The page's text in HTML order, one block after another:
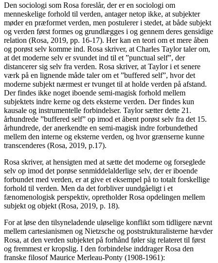
Den sociologi som Rosa foreslår, der er en sociologi om
menneskelige forhold til verden, antager netop ikke, at subjekter
møder en præformet verden, men postulerer i stedet, at både subjekt
og verden først formes og grundlægges i og gennem deres gensidige
relation (Rosa, 2019, pp. 16-17). Her kan en teori om et mere åben
og porøst selv komme ind. Rosa skriver, at Charles Taylor taler om,
at det moderne selv er svundet ind til et ”punctual self”, der
distancerer sig selv fra verden. Rosa skriver, at Taylor i et senere
værk på en lignende måde taler om et ”buffered self”, hvor det
moderne subjekt nærmest er tvunget til at holde verden på afstand.
Der findes ikke noget iboende semi-magisk forhold mellem
subjektets indre kerne og dets eksterne verden. Der findes kun
kausale og instrumentelle forbindelser. Taylor sætter dette 21.
århundrede ”buffered self” op imod et åbent porøst selv fra det 15.
århundrede, der anerkendte en semi-magisk indre forbundethed
mellem den interne og eksterne verden, og hvor grænserne kunne
transcenderes (Rosa, 2019, p.17).
Rosa skriver, at hensigten med at sætte det moderne og forseglede
selv op imod det porøse senmiddelalderlige selv, der er iboende
forbundet med verden, er at give et eksempel på to totalt forskellige
forhold til verden. Men da det forbliver uundgåeligt i et
fænomenologisk perspektiv, opretholder Rosa opdelingen mellem
subjekt og objekt (Rosa, 2019, p. 18).
For at løse den tilsyneladende uløselige konflikt som tidligere nævnt
mellem cartesianismen og Nietzsche og poststrukturalisterne hævder
Rosa, at den verden subjektet på forhånd føler sig relateret til først
og fremmest er kropslig. I den forbindelse inddrager Rosa den
franske filosof Maurice Merleau-Ponty (1908-1961):